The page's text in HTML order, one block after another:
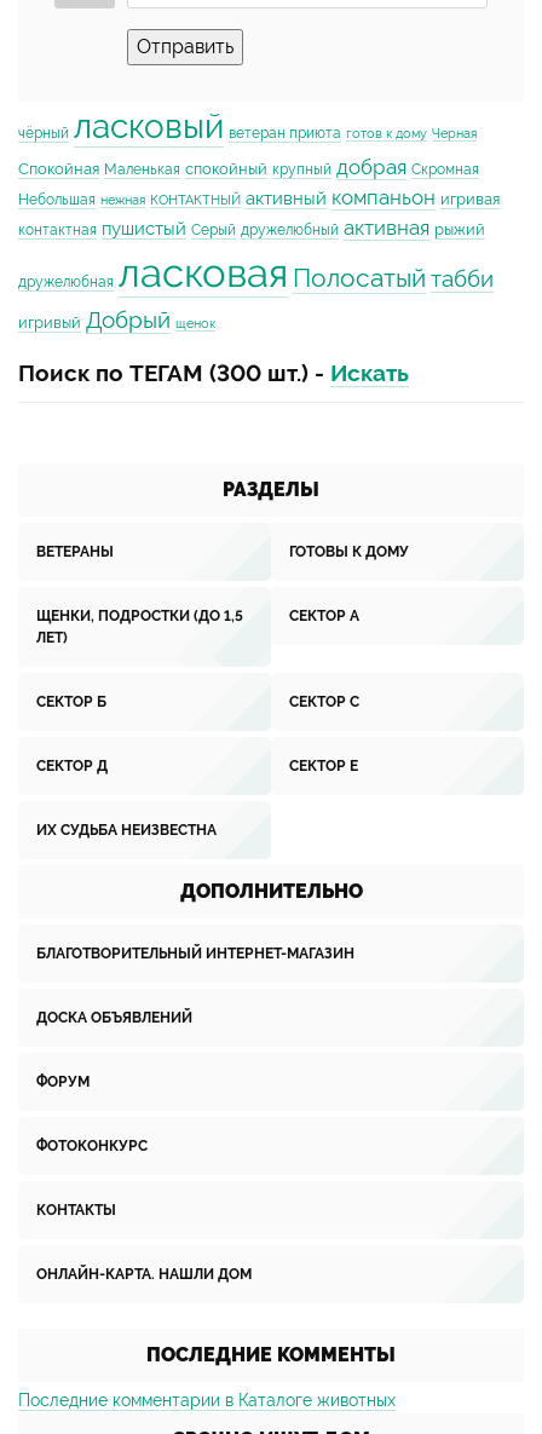
Отправить
чёрный ласковый ветеран приюта готов к дому Черная
Спокойная Маленькая спокойный крупный добрая Скромная
Небольшая нежная КОНТАКТНЫЙ активный компаньон игривая
контактная пушистый Серый дружелюбный активная рыжий
дружелюбная ласковая Полосатый табби
игривый Добрый щенок
Поиск по ТЕГАМ (300 шт.) - Искать
РАЗДЕЛЫ
ВЕТЕРАНЫ ГОТОВЫ К ДОМУ
ЩЕНКИ, ПОДРОСТКИ (ДО 1,5
ЛЕТ)
СЕКТОР А
СЕКТОР Б СЕКТОР С
СЕКТОР Д СЕКТОР Е
ИХ СУДЬБА НЕИЗВЕСТНА
ДОПОЛНИТЕЛЬНО
БЛАГОТВОРИТЕЛЬНЫЙ ИНТЕРНЕТ-МАГАЗИН
ДОСКА ОБЪЯВЛЕНИЙ
ФОРУМ
ФОТОКОНКУРС
КОНТАКТЫ
ОНЛАЙН-КАРТА. НАШЛИ ДОМ
ПОСЛЕДНИЕ КОММЕНТЫ
Последние комментарии в Каталоге животных